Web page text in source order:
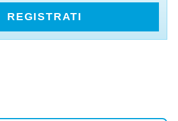
REGISTRATI